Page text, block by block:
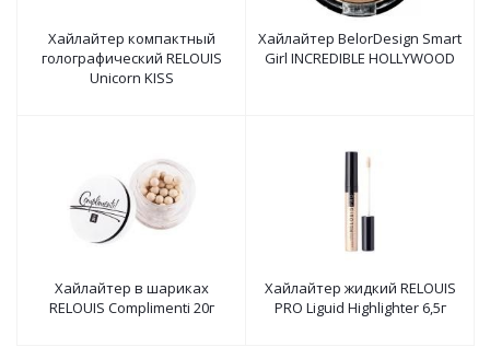
Хайлайтер компактный
голографический RELOUIS
Unicorn KISS
Хайлайтер BelorDesign Smart
Girl INCREDIBLE HOLLYWOOD
Хайлайтер в шариках
RELOUIS Complimenti 20г
Хайлайтер жидкий RELOUIS
PRO Liguid Highlighter 6,5г